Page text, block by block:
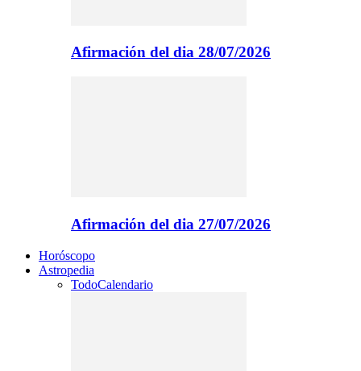
Afirmación del dia 28/07/2026
Afirmación del dia 27/07/2026
Horóscopo
Astropedia
TodoCalendario